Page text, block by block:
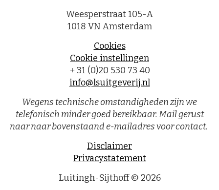
Weesperstraat 105-A
1018 VN Amsterdam
Cookies
Cookie instellingen
+ 31 (0)20 530 73 40
info@lsuitgeverij.nl
Wegens technische omstandigheden zijn we
telefonisch minder goed bereikbaar. Mail gerust
naar naar bovenstaand e-mailadres voor contact.
Disclaimer
Privacystatement
Luitingh-Sijthoff © 2026